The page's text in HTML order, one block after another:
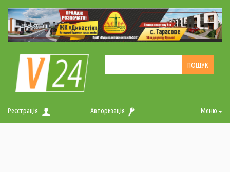
Реєстрація Авторизація Меню